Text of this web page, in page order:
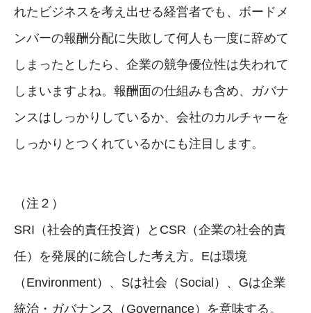
れたビジネスを考え出せる経営者でも、ボードメ
ンバーの報酬分配に失敗して何人も一度に辞めて
しまったとしたら、企業の競争優位性は失われて
しまいますよね。報酬面の仕組みも含め、ガバナ
ンスはしっかりしているか、会社のカルチャーを
しっかりとつくれているかにも注目します。
（注２）
SRI（社会的責任投資）とCSR（企業の社会的責
任）を発展的に統合した考え方。Eは環境
（Environment）、Sは社会（Social）、Gは企業
統治・ガバナンス（Governance）を意味する。